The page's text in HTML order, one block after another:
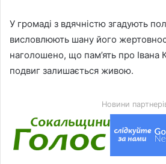
У громаді з вдячністю згадують
висловлюють шану його
наголошено, що пам’ять про Івана
подвиг залишається живою.
Новини